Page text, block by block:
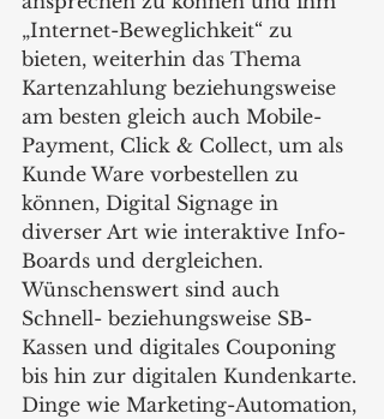
„Internet-Beweglichkeit“ zu
bieten, weiterhin das Thema
Kartenzahlung beziehungsweise
am besten gleich auch Mobile-
Payment, Click & Collect, um als
Kunde Ware vorbestellen zu
können, Digital Signage in
diverser Art wie interaktive Info-
Boards und dergleichen.
Wünschenswert sind auch
Schnell- beziehungsweise SB-
Kassen und digitales Couponing
bis hin zur digitalen Kundenkarte.
Dinge wie Marketing-Automation,